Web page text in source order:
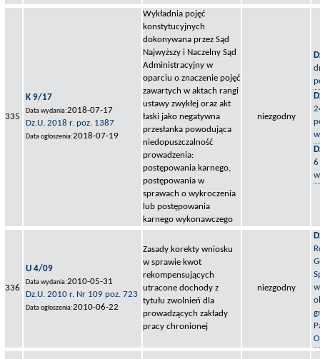
335
K 9/17
Data wydania:2018-07-17
Dz.U. 2018 r. poz. 1387
Data ogłoszenia:2018-07-19
Wykładnia pojęć
konstytucyjnych
dokonywana przez Sąd
Najwyższy i Naczelny Sąd
Administracyjny w
oparciu o znaczenie pojęć
zawartych w aktach rangi
ustawy zwykłej oraz akt
łaski jako negatywna
przesłanka powodująca
niedopuszczalność
prowadzenia:
postępowania karnego,
postępowania w
sprawach o wykroczenia
lub postępowania
karnego wykonawczego
niezgodny
6
336
U 4/09
Data wydania:2010-05-31
Dz.U. 2010 r. Nr 109 poz. 723
Data ogłoszenia:2010-06-22
Zasady korekty wniosku
w sprawie kwot
rekompensujących
utracone dochody z
tytułu zwolnień dla
prowadzących zakłady
pracy chronionej
niezgodny